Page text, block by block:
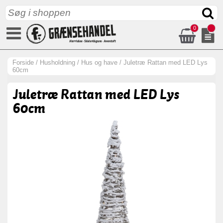
0
Forside / Husholdning / Hus og have / Juletræ Rattan med LED Lys
60cm
Juletræ Rattan med LED Lys
60cm